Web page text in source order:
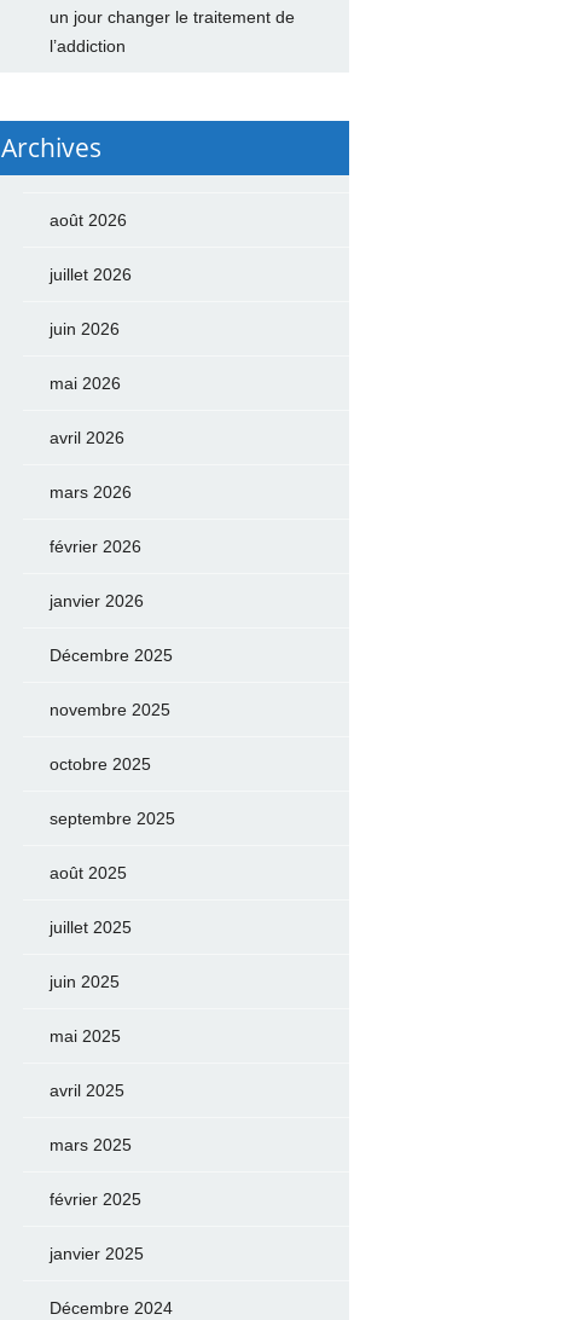
un jour changer le traitement de
l’addiction
Archives
août 2026
juillet 2026
juin 2026
mai 2026
avril 2026
mars 2026
février 2026
janvier 2026
Décembre 2025
novembre 2025
octobre 2025
septembre 2025
août 2025
juillet 2025
juin 2025
mai 2025
avril 2025
mars 2025
février 2025
janvier 2025
Décembre 2024